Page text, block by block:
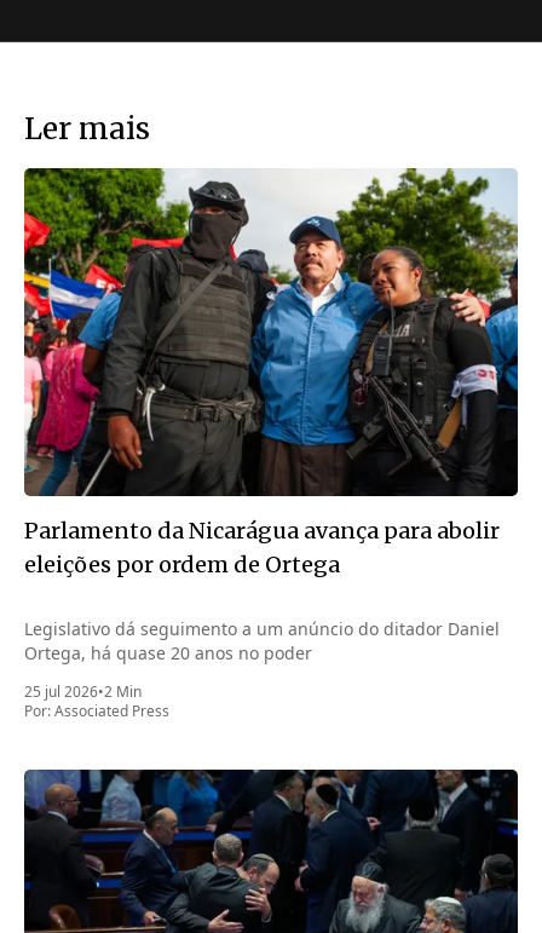
Ler mais
Parlamento da Nicarágua avança para abolir
eleições por ordem de Ortega
Legislativo dá seguimento a um anúncio do ditador Daniel
Ortega, há quase 20 anos no poder
25 jul 2026•2 Min
Por:Associated Press